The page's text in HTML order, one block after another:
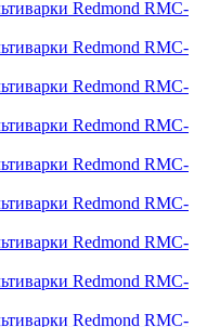
Redmond RMC-
Redmond RMC-
Redmond RMC-
Redmond RMC-
Redmond RMC-
Redmond RMC-
Redmond RMC-
Redmond RMC-
Redmond RMC-